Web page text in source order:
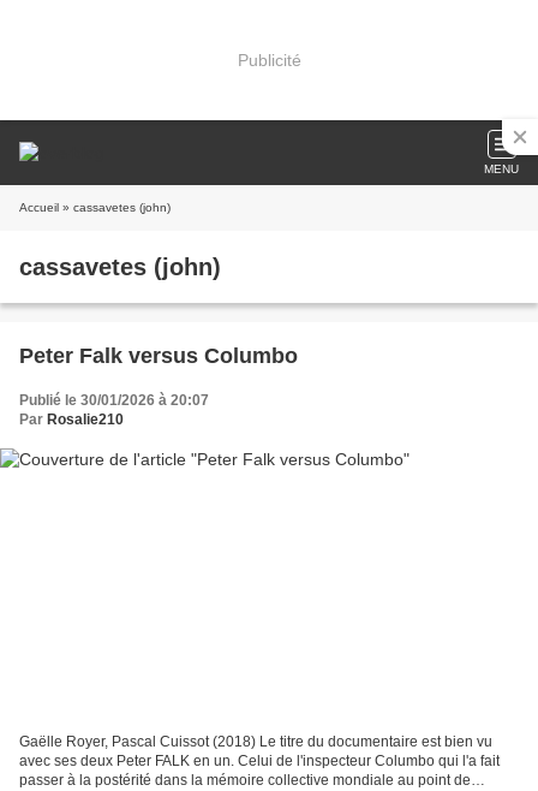
Publicité
MENU
Accueil » cassavetes (john)
cassavetes (john)
Peter Falk versus Columbo
Publié le 30/01/2026 à 20:07
Par Rosalie210
Gaëlle Royer, Pascal Cuissot (2018) Le titre du documentaire est bien vu
avec ses deux Peter FALK en un. Celui de l'inspecteur Columbo qui l'a fait
passer à la postérité dans la mémoire collective mondiale au point de